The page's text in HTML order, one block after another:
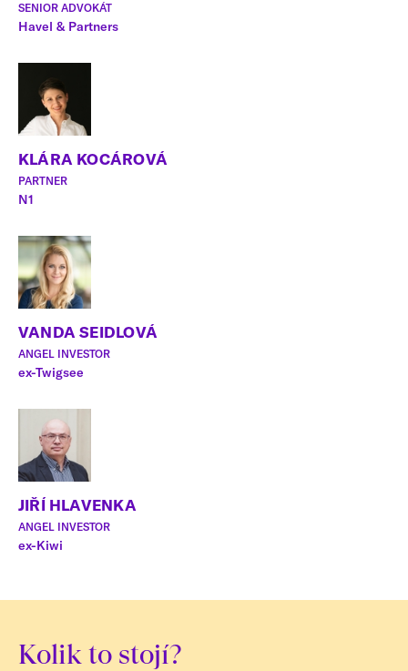
SENIOR ADVOKÁT
Havel & Partners
KLÁRA KOCÁROVÁ
PARTNER
N1
VANDA SEIDLOVÁ
ANGEL INVESTOR
ex-Twigsee
JIŘÍ HLAVENKA
ANGEL INVESTOR
ex-Kiwi
Kolik to stojí?